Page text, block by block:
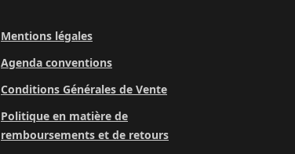
Mentions légales
Agenda conventions
Conditions Générales de Vente
Politique en matière de
remboursements et de retours